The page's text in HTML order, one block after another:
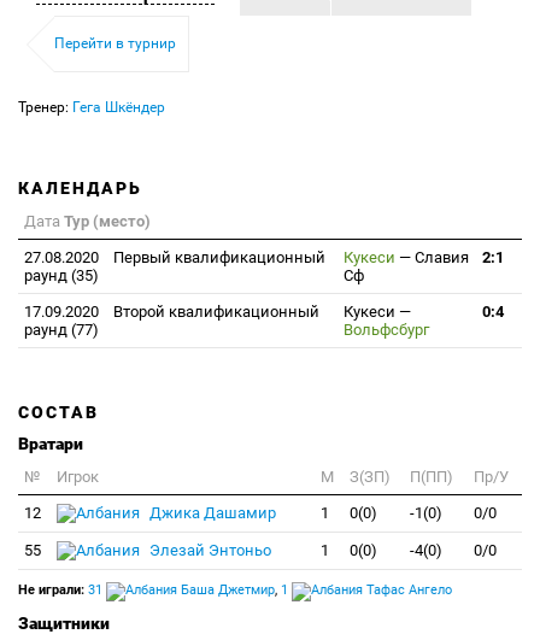
Перейти в турнир
Тренер: Гега Шкëндер
КАЛЕНДАРЬ
Дата Тур (место)
27.08.2020
Первый квалификационный
раунд (35)
Кукеси — Славия
Сф
2:1
17.09.2020
Второй квалификационный
раунд (77)
Кукеси —
Вольфсбург
0:4
СОСТАВ
Вратари
№ Игрок M З(ЗП) П(ПП)
Пр/У
12
Джика Дашамир 1 0(0) -1(0) 0/0
55 Элезай Энтоньо 1 0(0) -4(0) 0/0
Не играли: 31 Баша Джетмир, 1 Тафас Ангело
Защитники